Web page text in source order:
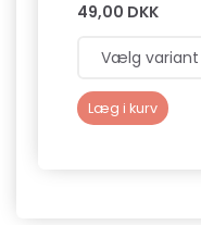
49,00 DKK
Læg i kurv